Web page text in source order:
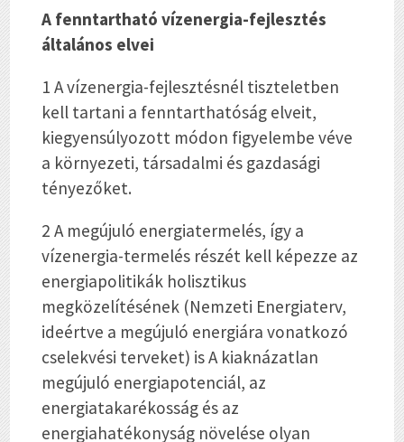
A fenntartható vízenergia-fejlesztés
általános elvei
1 A vízenergia-fejlesztésnél tiszteletben
kell tartani a fenntarthatóság elveit,
kiegyensúlyozott módon figyelembe véve
a környezeti, társadalmi és gazdasági
tényezőket.
2 A megújuló energiatermelés, így a
vízenergia-termelés részét kell képezze az
energiapolitikák holisztikus
megközelítésének (Nemzeti Energiaterv,
ideértve a megújuló energiára vonatkozó
cselekvési terveket) is A kiaknázatlan
megújuló energiapotenciál, az
energiatakarékosság és az
energiahatékonyság növelése olyan